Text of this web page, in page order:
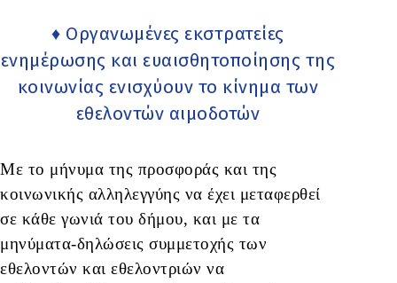
♦ Οργανωμένες εκστρατείες
ενημέρωσης και ευαισθητοποίησης της
κοινωνίας ενισχύουν το κίνημα των
εθελοντών αιμοδοτών
Με το μήνυμα της προσφοράς και της
κοινωνικής αλληλεγγύης να έχει μεταφερθεί
σε κάθε γωνιά του δήμου, και με τα
μηνύματα-δηλώσεις συμμετοχής των
εθελοντών και εθελοντριών να